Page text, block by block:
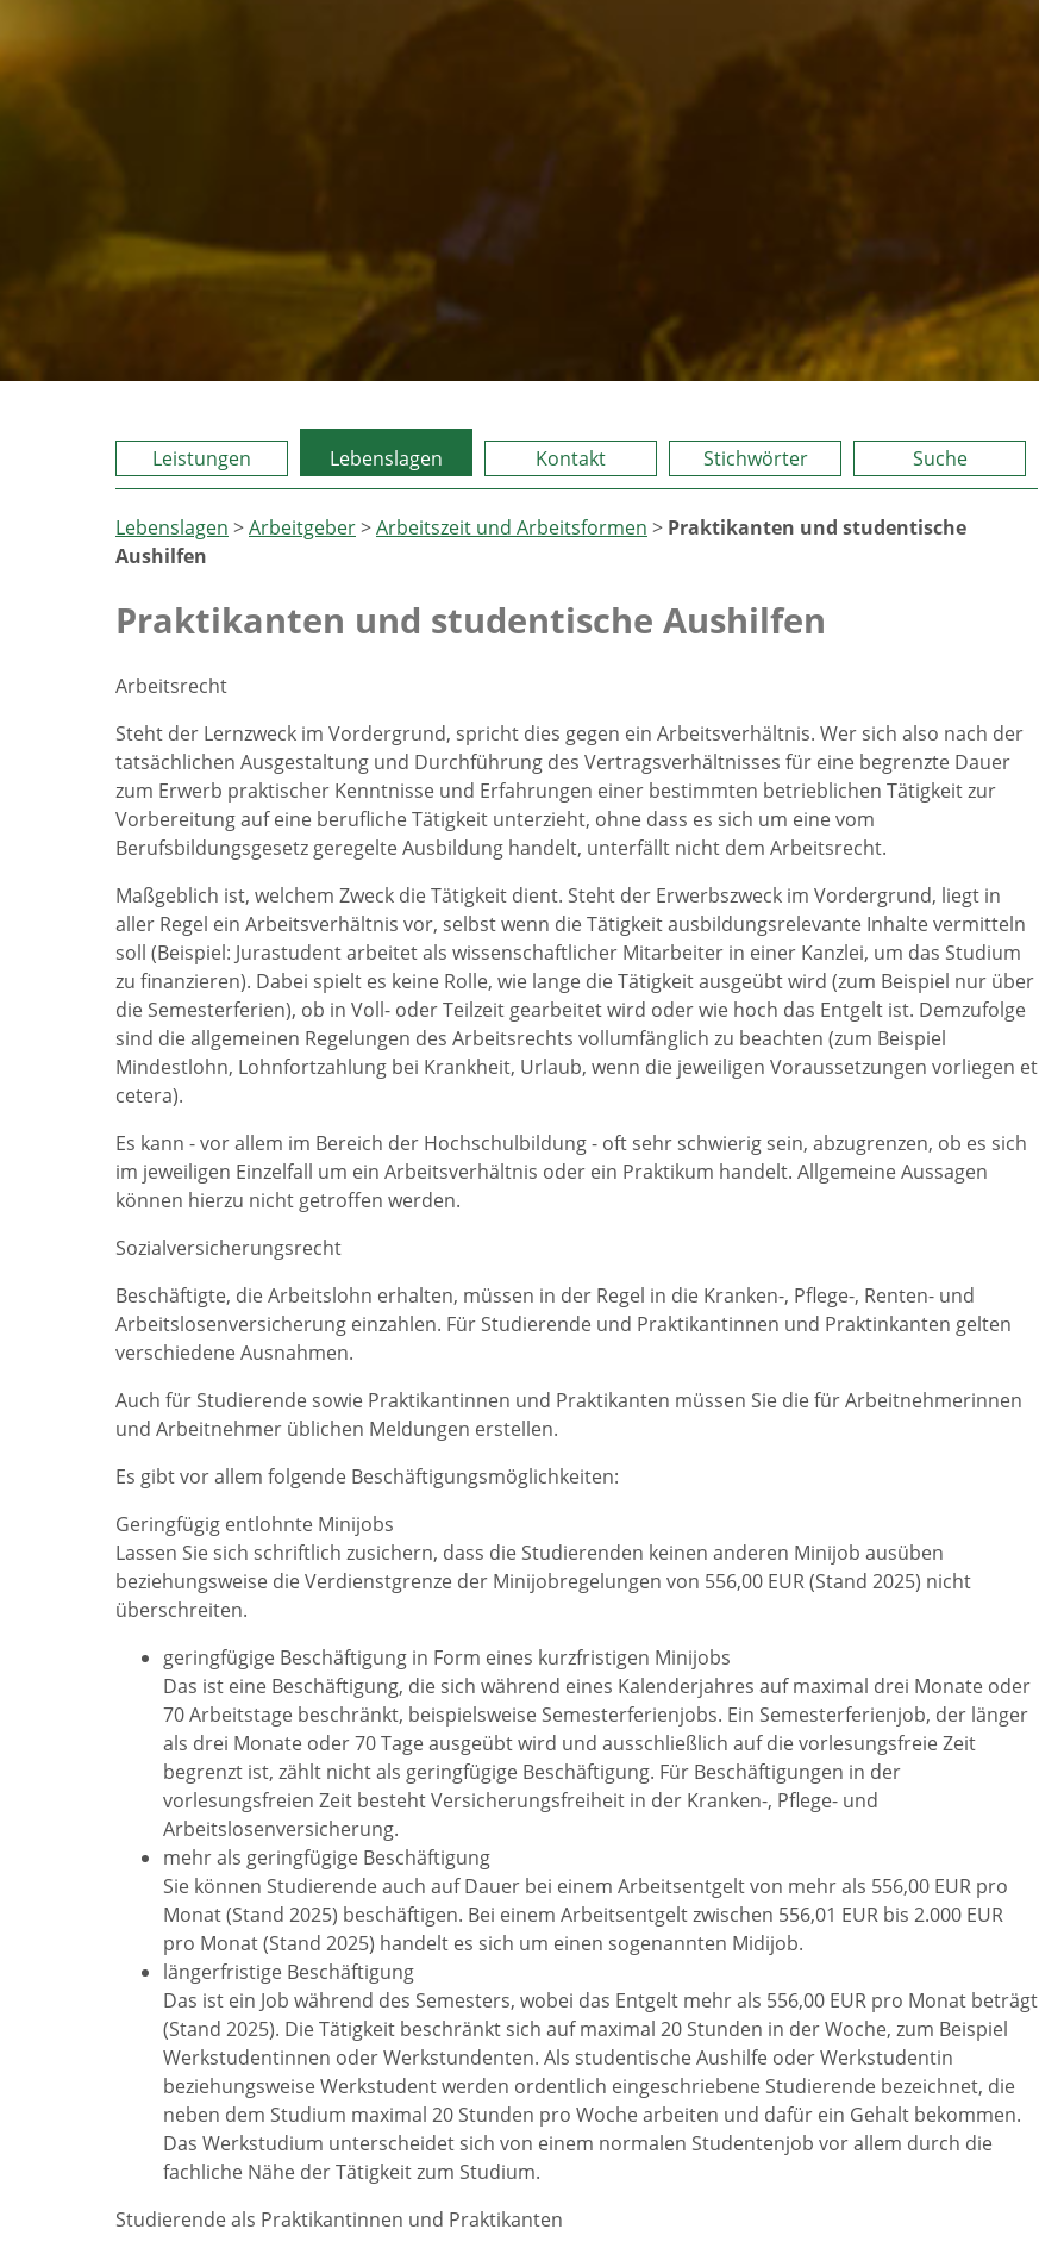
Leistungen Lebenslagen Kontakt Stichwörter Suche
Lebenslagen >Arbeitgeber>Arbeitszeit und Arbeitsformen > Praktikanten und studentische
Aushilfen
Praktikanten und studentische Aushilfen
Arbeitsrecht
Steht der Lernzweck im Vordergrund, spricht dies gegen ein Arbeitsverhältnis. Wer sich also nach der
tatsächlichen Ausgestaltung und Durchführung des Vertragsverhältnisses für eine begrenzte Dauer
zum Erwerb praktischer Kenntnisse und Erfahrungen einer bestimmten betrieblichen Tätigkeit zur
Vorbereitung auf eine berufliche Tätigkeit unterzieht, ohne dass es sich um eine vom
Berufsbildungsgesetz geregelte Ausbildung handelt, unterfällt nicht dem Arbeitsrecht.
Maßgeblich ist, welchem Zweck die Tätigkeit dient. Steht der Erwerbszweck im Vordergrund, liegt in
aller Regel ein Arbeitsverhältnis vor, selbst wenn die Tätigkeit ausbildungsrelevante Inhalte vermitteln
soll (Beispiel: Jurastudent arbeitet als wissenschaftlicher Mitarbeiter in einer Kanzlei, um das Studium
zu finanzieren). Dabei spielt es keine Rolle, wie lange die Tätigkeit ausgeübt wird (zum Beispiel nur über
die Semesterferien), ob in Voll- oder Teilzeit gearbeitet wird oder wie hoch das Entgelt ist. Demzufolge
sind die allgemeinen Regelungen des Arbeitsrechts vollumfänglich zu beachten (zum Beispiel
Mindestlohn, Lohnfortzahlung bei Krankheit, Urlaub, wenn die jeweiligen Voraussetzungen vorliegen et
cetera).
Es kann - vor allem im Bereich der Hochschulbildung - oft sehr schwierig sein, abzugrenzen, ob es sich
im jeweiligen Einzelfall um ein Arbeitsverhältnis oder ein Praktikum handelt. Allgemeine Aussagen
können hierzu nicht getroffen werden.
Sozialversicherungsrecht
Beschäftigte, die Arbeitslohn erhalten, müssen in der Regel in die Kranken-, Pflege-, Renten- und
Arbeitslosenversicherung einzahlen. Für Studierende und Praktikantinnen und Praktinkanten gelten
verschiedene Ausnahmen.
Auch für Studierende sowie Praktikantinnen und Praktikanten müssen Sie die für Arbeitnehmerinnen
und Arbeitnehmer üblichen Meldungen erstellen.
Es gibt vor allem folgende Beschäftigungsmöglichkeiten:
Geringfügig entlohnte Minijobs
Lassen Sie sich schriftlich zusichern, dass die Studierenden keinen anderen Minijob ausüben
beziehungsweise die Verdienstgrenze der Minijobregelungen von 556,00 EUR (Stand 2025) nicht
überschreiten.
geringfügige Beschäftigung in Form eines kurzfristigen Minijobs
Das ist eine Beschäftigung, die sich während eines Kalenderjahres auf maximal drei Monate oder
70 Arbeitstage beschränkt, beispielsweise Semesterferienjobs. Ein Semesterferienjob, der länger
als drei Monate oder 70 Tage ausgeübt wird und ausschließlich auf die vorlesungsfreie Zeit
begrenzt ist, zählt nicht als geringfügige Beschäftigung. Für Beschäftigungen in der
vorlesungsfreien Zeit besteht Versicherungsfreiheit in der Kranken-, Pflege- und
Arbeitslosenversicherung.
mehr als geringfügige Beschäftigung
Sie können Studierende auch auf Dauer bei einem Arbeitsentgelt von mehr als 556,00 EUR pro
Monat (Stand 2025) beschäftigen. Bei einem Arbeitsentgelt zwischen 556,01 EUR bis 2.000 EUR
pro Monat (Stand 2025) handelt es sich um einen sogenannten Midijob.
längerfristige Beschäftigung
Das ist ein Job während des Semesters, wobei das Entgelt mehr als 556,00 EUR pro Monat beträgt
(Stand 2025). Die Tätigkeit beschränkt sich auf maximal 20 Stunden in der Woche, zum Beispiel
Werkstudentinnen oder Werkstundenten. Als studentische Aushilfe oder Werkstudentin
beziehungsweise Werkstudent werden ordentlich eingeschriebene Studierende bezeichnet, die
neben dem Studium maximal 20 Stunden pro Woche arbeiten und dafür ein Gehalt bekommen.
Das Werkstudium unterscheidet sich von einem normalen Studentenjob vor allem durch die
fachliche Nähe der Tätigkeit zum Studium.
Studierende als Praktikantinnen und Praktikanten